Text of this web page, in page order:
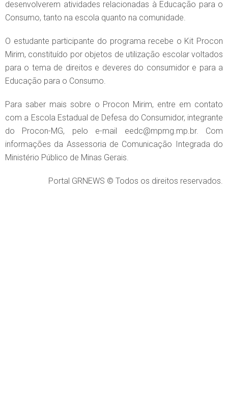
desenvolverem atividades relacionadas à Educação para o
Consumo, tanto na escola quanto na comunidade.
O estudante participante do programa recebe o Kit Procon
Mirim, constituído por objetos de utilização escolar voltados
para o tema de direitos e deveres do consumidor e para a
Educação para o Consumo.
Para saber mais sobre o Procon Mirim, entre em contato
com a Escola Estadual de Defesa do Consumidor, integrante
do Procon-MG, pelo e-mail eedc@mpmg.mp.br. Com
informações da Assessoria de Comunicação Integrada do
Ministério Público de Minas Gerais.
Portal GRNEWS © Todos os direitos reservados.